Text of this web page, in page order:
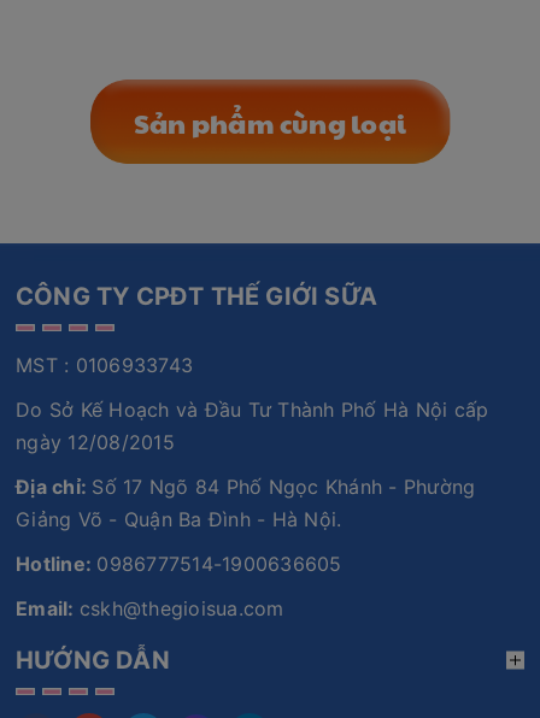
Sản phẩm cùng loại
CÔNG TY CPĐT THẾ GIỚI SỮA
MST : 0106933743
Do Sở Kế Hoạch và Đầu Tư Thành Phố Hà Nội cấp
ngày 12/08/2015
Địa chỉ: Số 17 Ngõ 84 Phố Ngọc Khánh - Phường
Giảng Võ - Quận Ba Đình - Hà Nội.
Hotline: 0986777514-1900636605
Email: cskh@thegioisua.com
HƯỚNG DẪN